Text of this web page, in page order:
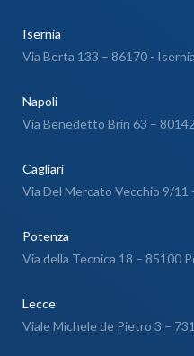
Isernia
Via Berta 133 – 86170 -
Napoli
Via Benedetto Brin 63 –
Cagliari
Via Del Mercato Vecchio 9/11
Potenza
Via della Tecnica 18 – 85100
Lecce
Viale Michele de Pietro 3 –